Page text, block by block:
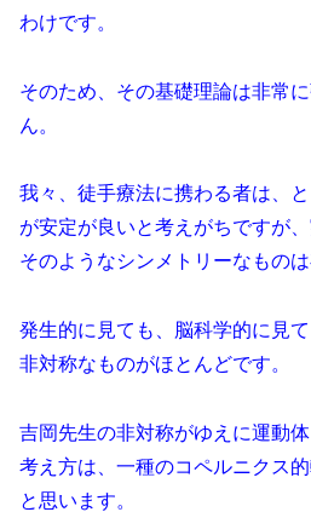
わけです。
そのため、その基礎理論は非常
ん。
我々、徒手療法に携わる者は、
が安定が良いと考えがちですが
そのようなシンメトリーなもの
発生的に見ても、脳科学的に見
非対称なものがほとんどです。
吉岡先生の非対称がゆえに運動
考え方は、一種のコペルニクス
と思います。